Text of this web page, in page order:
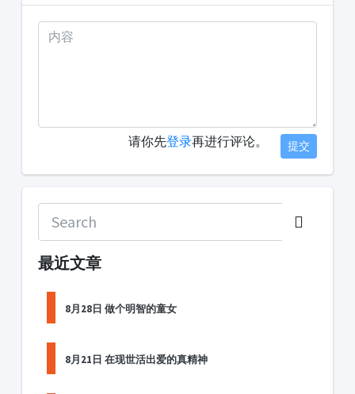
请你先登录再进行评论。 提交
最近文章
8月28日 做个明智的童女
8月21日 在现世活出爱的真精神